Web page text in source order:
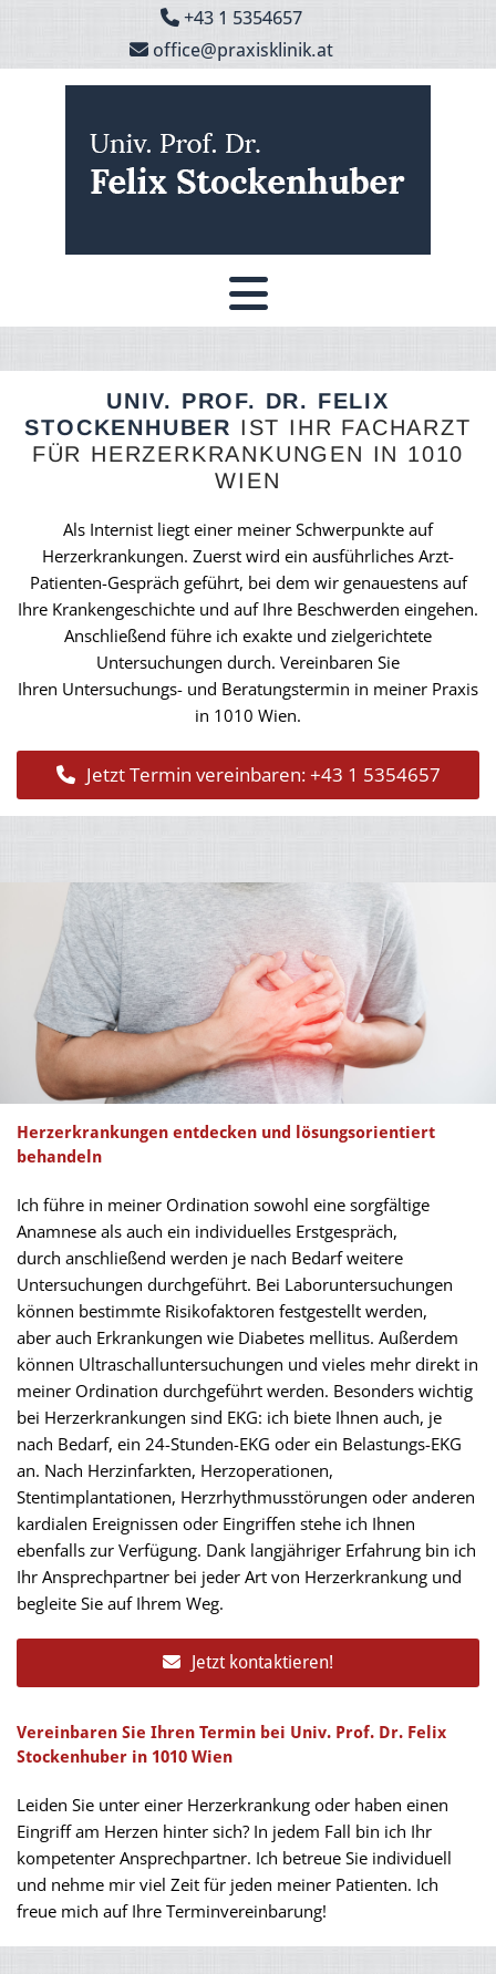
 +43 1 5354657
 office@praxisklinik.at
UNIV. PROF. DR. FELIX
STOCKENHUBER IST IHR FACHARZT
FÜR HERZERKRANKUNGEN IN 1010
WIEN
Als Internist liegt einer meiner Schwerpunkte auf
Herzerkrankungen. Zuerst wird ein ausführliches Arzt-
Patienten-Gespräch geführt, bei dem wir genauestens auf
Ihre Krankengeschichte und auf Ihre Beschwerden eingehen.
Anschließend führe ich exakte und zielgerichtete
Untersuchungen durch. Vereinbaren Sie
Ihren Untersuchungs- und Beratungstermin in meiner Praxis
in 1010 Wien.
Jetzt Termin vereinbaren:+43 1 5354657
Herzerkrankungen entdecken und lösungsorientiert
behandeln
Ich führe in meiner Ordination sowohl eine sorgfältige
Anamnese als auch ein individuelles Erstgespräch,
durch anschließend werden je nach Bedarf weitere
Untersuchungen durchgeführt. Bei Laboruntersuchungen
können bestimmte Risikofaktoren festgestellt werden,
aber auch Erkrankungen wie Diabetes mellitus. Außerdem
können Ultraschalluntersuchungen und vieles mehr direkt in
meiner Ordination durchgeführt werden. Besonders wichtig
bei Herzerkrankungen sind EKG: ich biete Ihnen auch, je
nach Bedarf, ein 24-Stunden-EKG oder ein Belastungs-EKG
an. Nach Herzinfarkten, Herzoperationen,
Stentimplantationen, Herzrhythmusstörungen oder anderen
kardialen Ereignissen oder Eingriffen stehe ich Ihnen
ebenfalls zur Verfügung. Dank langjähriger Erfahrung bin ich
Ihr Ansprechpartner bei jeder Art von Herzerkrankung und
begleite Sie auf Ihrem Weg.
Jetzt kontaktieren!
Vereinbaren Sie Ihren Termin bei Univ. Prof. Dr. Felix
Stockenhuber in 1010 Wien
Leiden Sie unter einer Herzerkrankung oder haben einen
Eingriff am Herzen hinter sich? In jedem Fall bin ich Ihr
kompetenter Ansprechpartner. Ich betreue Sie individuell
und nehme mir viel Zeit für jeden meiner Patienten. Ich
freue mich auf Ihre Terminvereinbarung!